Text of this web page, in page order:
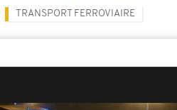
TRANSPORT FERROVIAIRE